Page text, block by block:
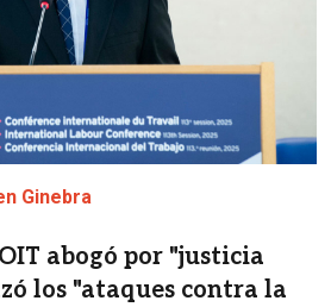
Ginebra
abogó por "justicia
los "ataques contra la